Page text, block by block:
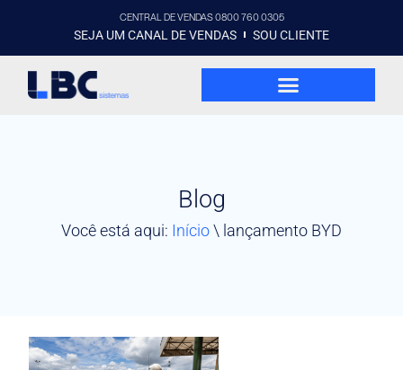
CENTRAL DE VENDAS 0800 760 0305
SEJA UM CANAL DE VENDAS SOU CLIENTE
Blog
Você está aqui: Início\ lançamento BYD